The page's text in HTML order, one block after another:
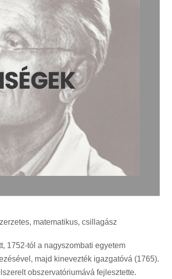
matematikus, csillagász
1752-tól a nagyszombati egyetem
majd kinevezték igazgatóvá (1765).
obszervatóriumává fejlesztette.